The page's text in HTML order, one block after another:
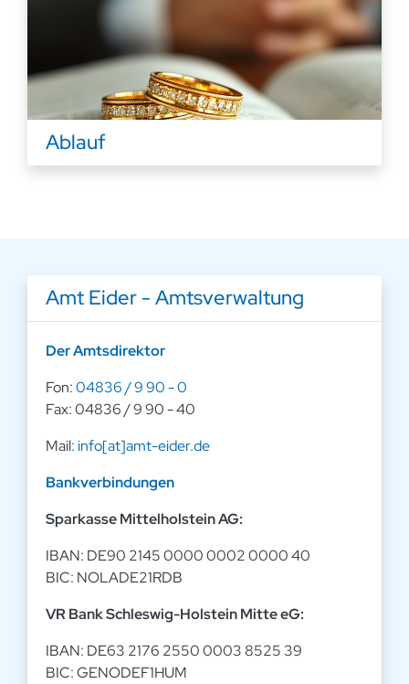
Ablauf
Amt Eider - Amtsverwaltung
Der Amtsdirektor
Fon:04836 / 9 90 - 0
Fax: 04836 / 9 90 - 40
Mail:info[at]amt-eider.de
Bankverbindungen
Sparkasse Mittelholstein AG:
IBAN: DE90 2145 0000 0002 0000 40
BIC: NOLADE21RDB
VR Bank Schleswig-Holstein Mitte eG:
IBAN: DE63 2176 2550 0003 8525 39
BIC: GENODEF1HUM